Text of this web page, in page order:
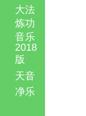
大法
炼功
音乐
2018
版
天音
净乐